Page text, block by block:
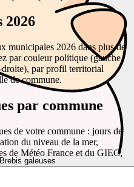
Brebis galeuses
2026
municipales 2026 dans plus de
par couleur politique (gauche,
droite), par profil territorial
de commune.
par commune
de votre commune : jours de
du niveau de la mer,
de Météo France et du GIEC,